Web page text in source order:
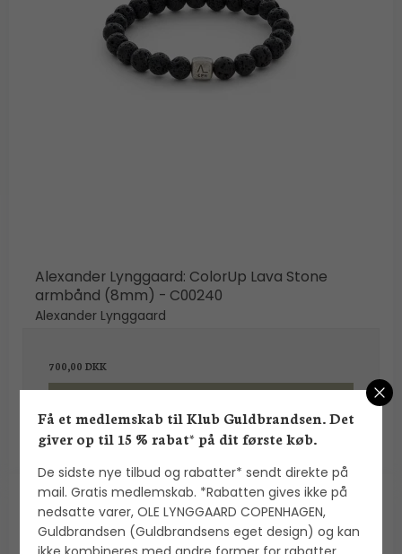
Alexander Lynggaard: ColorUp Lava Stone
armbånd (8mm) - C00240
Alexander Lynggaard
700,00 DKK
Få et medlemskab til Klub Guldbrandsen. Det
giver op til 15 % rabat* på dit første køb.
De sidste nye tilbud og rabatter* sendt direkte på
mail. Gratis medlemskab. *Rabatten gives ikke på
nedsatte varer, OLE LYNGGAARD COPENHAGEN,
Guldbrandsen (Guldbrandsens eget design) og kan